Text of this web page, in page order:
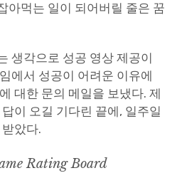
아먹는 일이 되어버릴 줄은 꿈
생각으로 성공 영상 제공이
에서 성공이 어려운 이유에
대한 문의 메일을 보냈다. 제
이 오길 기다린 끝에, 일주일
았다.
Rating Board